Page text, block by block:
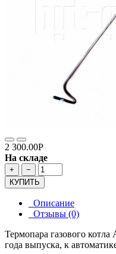
2 300.00Р
На складе
+
−
КУПИТЬ
Описание
Отзывы (0)
Термопара газового
года выпуска, к